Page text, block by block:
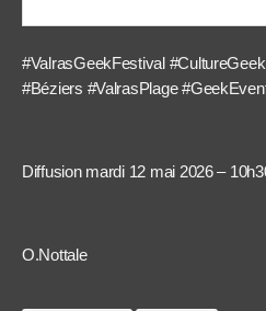
#ValrasGeekFestival
#Béziers #ValrasPlage
Diffusion mardi 12 mai 2026 –
O.Nottale